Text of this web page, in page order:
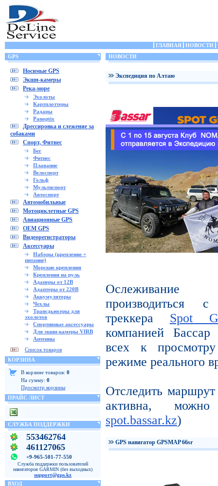
ГЛАВНАЯ НОВОСТИ
GPS
Носимые GPS
Экшн-камеры
Река-море
Эхолоты
Картплоттеры
Радары
Panoptix
Дрессировка и слежение за
собаками
Спорт, Фитнес
Бег
Фитнес
Плавание
Велоспорт
Гольф
Мультиспорт
Автоспорт
Автомобильные
Мотоциклетные GPS
Авиационные GPS
OEM GPS
Видеорегистраторы
Аксессуары
Наборы (крепление +
питание)
Морские крепления
Крепления на руль
Адаперы от 12В
Адаптеры от 220В
Аккумуляторы
Чехлы
Трансдьюсеры для
эхолотов
Спортивные аксессуары
Для экшн-камеры VIRB
Антенны
Список товаров
КОРЗИНА
В корзине товаров: 0
На сумму: 0
Просмотр корзины
ПРАЙС ЛИСТ
СЛУЖБА ПОДДЕРЖКИ
553462764
461127065
+9-965-501-77-550
Служба поддержки пользователей
навигаторов GARMIN (без выходных)
support@gps.kz
ВХОД
НОВОСТИ
Экспедиция по Алтаю
Ослеживание
производиться
треккера Spot
компанией
всех к
режиме реального
Отследить
активна,
spot.bassar.kz)
GPS навигатор GPSMAP 66sr